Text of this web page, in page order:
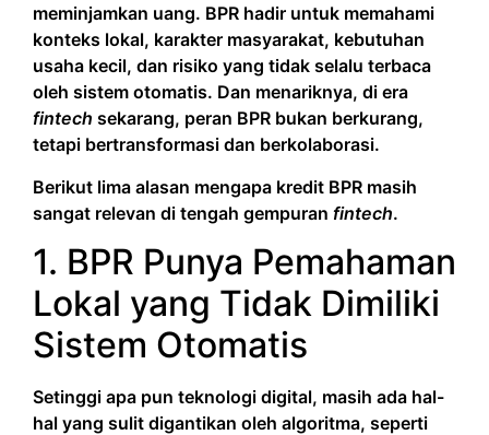
meminjamkan uang. BPR hadir untuk memahami
konteks lokal, karakter masyarakat, kebutuhan
usaha kecil, dan risiko yang tidak selalu terbaca
oleh sistem otomatis. Dan menariknya, di era
fintech sekarang, peran BPR bukan berkurang,
tetapi bertransformasi dan berkolaborasi.
Berikut lima alasan mengapa kredit BPR masih
sangat relevan di tengah gempuran fintech.
1. BPR Punya Pemahaman
Lokal yang Tidak Dimiliki
Sistem Otomatis
Setinggi apa pun teknologi digital, masih ada hal-
hal yang sulit digantikan oleh algoritma, seperti